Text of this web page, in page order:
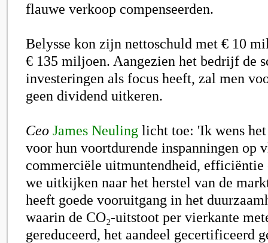
flauwe verkoop compenseerden.
Belysse kon zijn nettoschuld met € 10
€ 135 miljoen. Aangezien het bedrijf de
investeringen als focus heeft, zal men
geen dividend uitkeren.
Ceo James Neuling licht toe: 'Ik wens
voor hun voortdurende inspanningen op
commerciële uitmuntendheid,
we uitkijken naar het herstel van de
heeft goede vooruitgang in het
waarin de CO₂-uitstoot per vierkante
gereduceerd, het aandeel gecertificeerd